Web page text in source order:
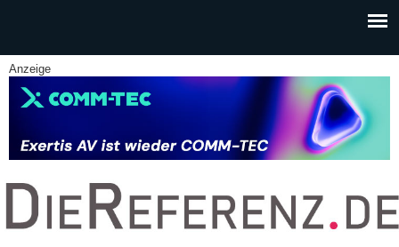
Anzeige